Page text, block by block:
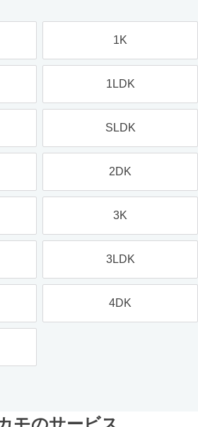
1K
1LDK
SLDK
2DK
3K
3LDK
4DK